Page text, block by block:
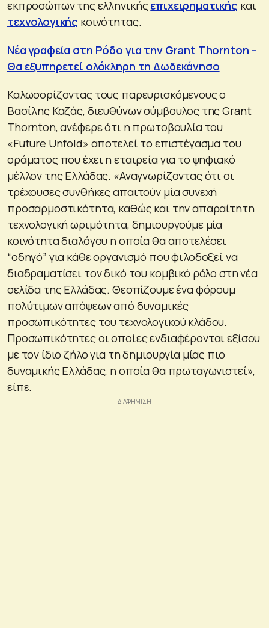
εκπροσώπων της ελληνικήςεπιχειρηματικής και
τεχνολογικής κοινότητας.
Νέα γραφεία στη Ρόδο για την Grant Thornton –
Θα εξυπηρετεί ολόκληρη τη Δωδεκάνησο
Καλωσορίζοντας τους παρευρισκόμενους ο
Βασίλης Καζάς, διευθύνων σύμβουλος της Grant
Thornton, ανέφερε ότι η πρωτοβουλία του
«Future Unfold» αποτελεί το επιστέγασμα του
οράματος που έχει η εταιρεία για το ψηφιακό
μέλλον της Ελλάδας. «Αναγνωρίζοντας ότι οι
τρέχουσες συνθήκες απαιτούν μία συνεχή
προσαρμοστικότητα, καθώς και την απαραίτητη
τεχνολογική ωριμότητα, δημιουργούμε μία
κοινότητα διαλόγου η οποία θα αποτελέσει
“οδηγό” για κάθε οργανισμό που φιλοδοξεί να
διαδραματίσει τον δικό του κομβικό ρόλο στη νέα
σελίδα της Ελλάδας. Θεσπίζουμε ένα φόρουμ
πολύτιμων απόψεων από δυναμικές
προσωπικότητες του τεχνολογικού κλάδου.
Προσωπικότητες οι οποίες ενδιαφέρονται εξίσου
με τον ίδιο ζήλο για τη δημιουργία μίας πιο
δυναμικής Ελλάδας, η οποία θα πρωταγωνιστεί»,
είπε.